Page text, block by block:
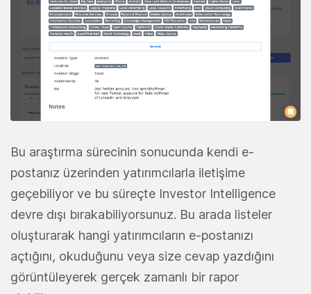
Bu araştırma sürecinin sonucunda kendi e-
postanız üzerinden yatırımcılarla iletişime
geçebiliyor ve bu süreçte Investor Intelligence
devre dışı bırakabiliyorsunuz. Bu arada listeler
oluşturarak hangi yatırımcıların e-postanızı
açtığını, okuduğunu veya size cevap yazdığını
görüntüleyerek gerçek zamanlı bir rapor